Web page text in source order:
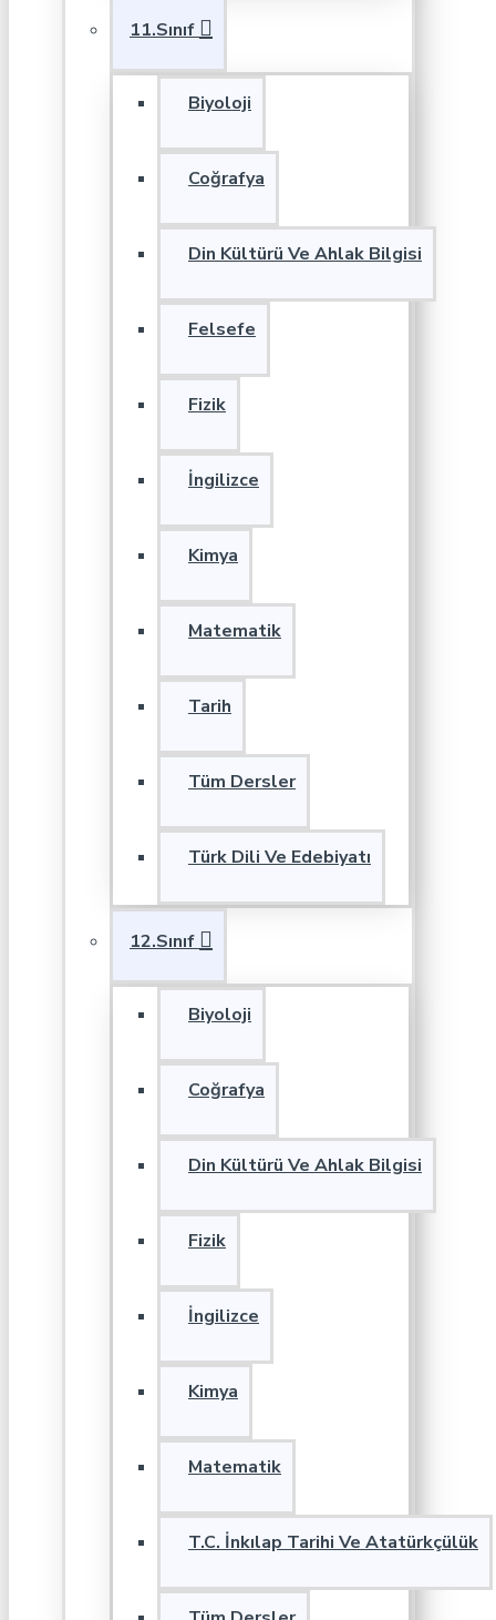
11.Sınıf
Biyoloji
Coğrafya
Din Kültürü Ve Ahlak Bilgisi
Felsefe
Fizik
İngilizce
Kimya
Matematik
Tarih
Tüm Dersler
Türk Dili Ve Edebiyatı
12.Sınıf
Biyoloji
Coğrafya
Din Kültürü Ve Ahlak Bilgisi
Fizik
İngilizce
Kimya
Matematik
T.C. İnkılap Tarihi Ve Atatürkçülük